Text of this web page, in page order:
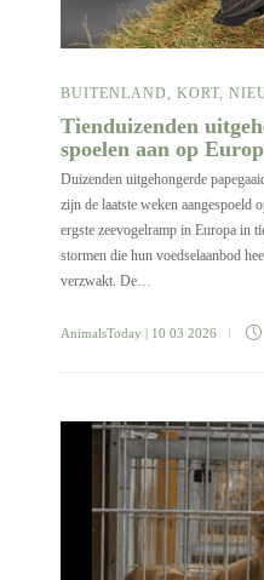
BUITENLAND, KORT,
Tienduizenden
spoelen aan op
Duizenden uitgehongerde
zijn de laatste weken aangespoeld
ergste zeevogelramp in Europa in
stormen die hun voedselaanbod
verzwakt. De…
AnimalsToday | 10 03 2026